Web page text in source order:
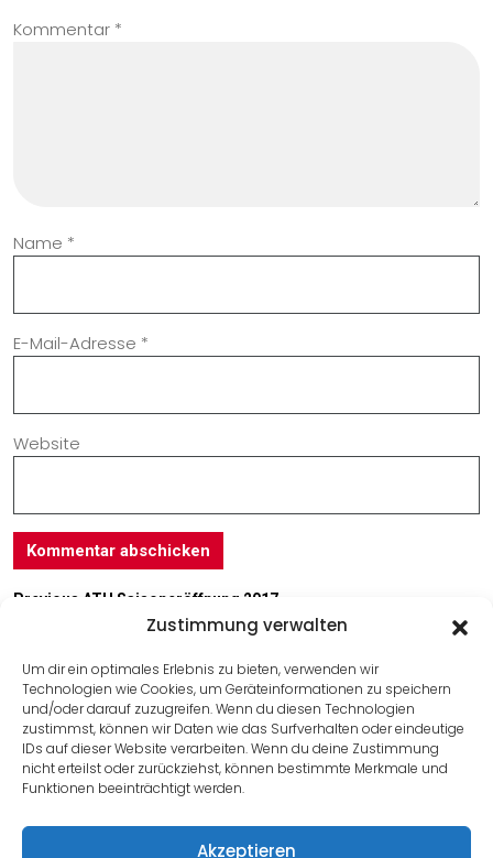
Zustimmung verwalten
Um dir ein optimales Erlebnis zu bieten, verwenden wir
Technologien wie Cookies, um Geräteinformationen zu speichern
und/oder darauf zuzugreifen. Wenn du diesen Technologien
zustimmst, können wir Daten wie das Surfverhalten oder eindeutige
IDs auf dieser Website verarbeiten. Wenn du deine Zustimmung
nicht erteilst oder zurückziehst, können bestimmte Merkmale und
Funktionen beeinträchtigt werden.
Akzeptieren
Kommentar *
Name *
E-Mail-Adresse *
Website
Previous ATH Saisoneröffnung 2017
Next Wir gratulieren zum Geburtstag
Useful Link
Impressum
Kontakt